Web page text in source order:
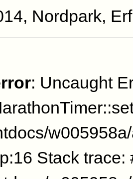
Nordpark,
: Uncaught
Stack trace: